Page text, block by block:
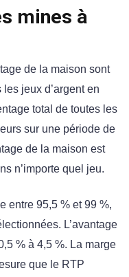
mines à
de la maison sont
jeux d’argent en
total de toutes les
sur une période de
de la maison est
n’importe quel jeu.
entre 95,5 % et 99 %,
L’avantage
% à 4,5 %. La marge
que le RTP